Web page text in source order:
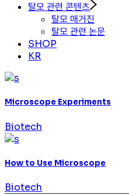
탈모 관련 콘텐츠
탈모 매거진
탈모 관련 논문
SHOP
KR
Microscope Experiments
Biotech
How to Use Microscope
Biotech